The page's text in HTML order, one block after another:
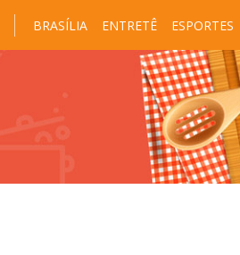
BRASÍLIA ENTRETÊ ESPORTES